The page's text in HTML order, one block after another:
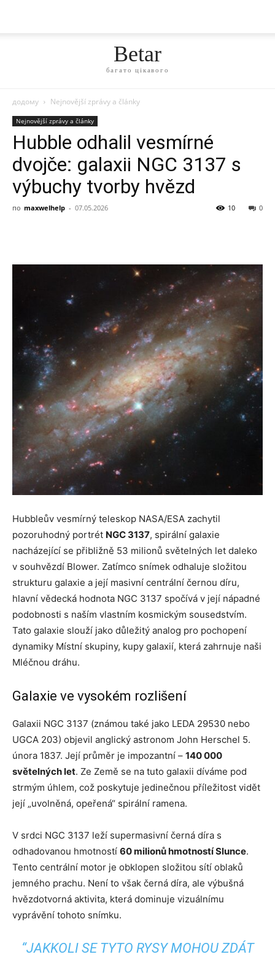
Betar
багато цікавого
додому Nejnovější zprávy a články
Nejnovější zprávy a články
Hubble odhalil vesmírné
dvojče: galaxii NGC 3137 s
výbuchy tvorby hvězd
по maxwelhelp - 07.05.2026 0
10
Hubbleův vesmírný teleskop NASA/ESA zachytil
pozoruhodný portrét NGC 3137, spirální galaxie
nacházející se přibližně 53 milionů světelných let daleko
v souhvězdí Blower. Zatímco snímek odhaluje složitou
strukturu galaxie a její masivní centrální černou díru,
hlavní vědecká hodnota NGC 3137 spočívá v její nápadné
podobnosti s naším vlastním kosmickým sousedstvím.
Tato galaxie slouží jako důležitý analog pro pochopení
dynamiky Místní skupiny, kupy galaxií, která zahrnuje naši
Mléčnou dráhu.
Galaxie ve vysokém rozlišení
Galaxii NGC 3137 (známou také jako LEDA 29530 nebo
UGCA 203) objevil anglický astronom John Herschel 5.
února 1837. Její průměr je impozantní – 140 000
světelných let. Ze Země se na tuto galaxii díváme pod
strmým úhlem, což poskytuje jedinečnou příležitost vidět
její „uvolněná, opeřená“ spirální ramena.
V srdci NGC 3137 leží supermasivní černá díra s
odhadovanou hmotností 60 milionů hmotností Slunce.
Tento centrální motor je obklopen složitou sítí oblaků
jemného prachu. Není to však černá díra, ale výbušná
hvězdotvorná aktivita, která dominuje vizuálnímu
vyprávění tohoto snímku.
“JAKKOLI SE TYTO RYSY MOHOU ZDÁT